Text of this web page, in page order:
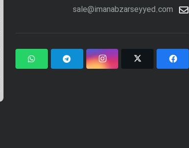
sale@imanabzarseyyed.com